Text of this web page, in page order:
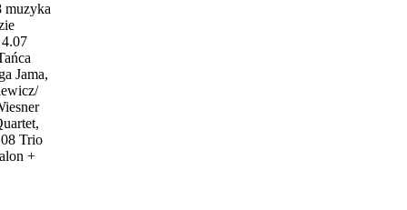
muzyka
Jama,
Trio
+